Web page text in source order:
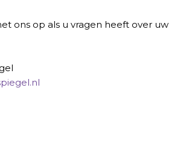
ons op als u vragen heeft over uw